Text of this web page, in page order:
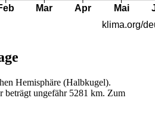
Hemisphäre (Halbkugel).
ungefähr 5281 km. Zum